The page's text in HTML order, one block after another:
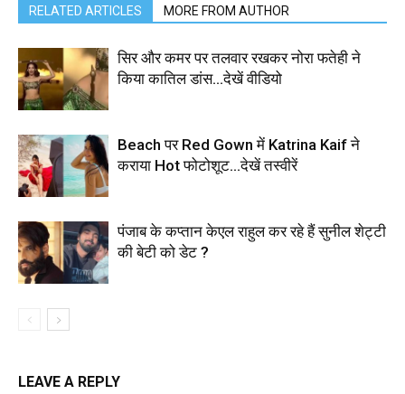
RELATED ARTICLES MORE FROM AUTHOR
सिर और कमर पर तलवार रखकर नोरा फतेही ने
किया कातिल डांस…देखें वीडियो
Beach पर Red Gown में Katrina Kaif ने
कराया Hot फोटोशूट…देखें तस्वीरें
पंजाब के कप्तान केएल राहुल कर रहे हैं सुनील शेट्टी
की बेटी को डेट ?
LEAVE A REPLY